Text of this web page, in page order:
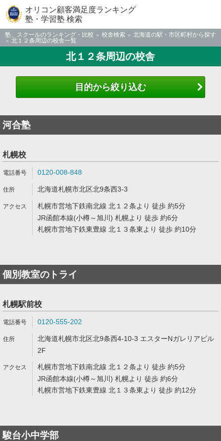
オリコン顧客満足度ランキング
塾・学習塾 検索
塾、スクールのランキング・比較 校舎検索
北海道の駅・市区町村から探す
北１２条周辺の校舎一覧
北１２条周辺の校舎
目的から絞り込む
河合塾
札幌校
0120-008-848
北海道札幌市北区北9条西3-3
札幌市営地下鉄南北線 北１２条より 徒歩 約5分
JR函館本線(小樽～旭川) 札幌より 徒歩 約6分
札幌市営地下鉄東豊線 北１３条東より 徒歩 約10分
個別教室のトライ
札幌駅前校
0120-555-202
北海道札幌市北区北9条西4-10-3 エスターNガレリアビル
2F
札幌市営地下鉄南北線 北１２条より 徒歩 約5分
JR函館本線(小樽～旭川) 札幌より 徒歩 約6分
札幌市営地下鉄東豊線 北１３条東より 徒歩 約12分
駿台小中学部